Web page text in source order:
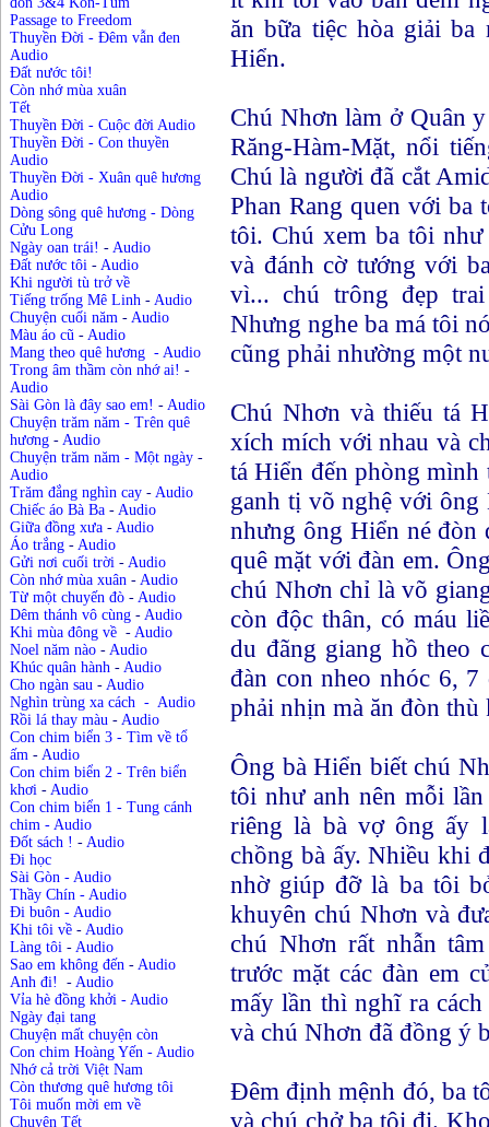
Passage to Freedom
Thuyền Đời - Đêm vẫn đen
Audio
Đất nước tôi!
Còn nhớ mùa xuân
Tết
Thuyền Đời - Cuộc đời Audio
Thuyền Đời - Con thuyền
Audio
Thuyền Đời - Xuân quê hương
Audio
Dòng sông quê hương - Dòng
Cửu Long
Ngày oan trái! - Audio
Đất nước tôi - Audio
Khi người tù trở về
Tiếng trống Mê Linh - Audio
Chuyện cuối năm - Audio
Màu áo cũ - Audio
Mang theo quê hương - Audio
Trong âm thầm còn nhớ ai! -
Audio
Sài Gòn là đây sao em! - Audio
Chuyện trăm năm - Trên quê
hương - Audio
Chuyện trăm năm - Một ngày -
Audio
Trăm đắng nghìn cay - Audio
Chiếc áo Bà Ba - Audio
Giữa đồng xưa - Audio
Áo trắng - Audio
Gửi nơi cuối trời - Audio
Còn nhớ mùa xuân - Audio
Từ một chuyến đò - Audio
Dêm thánh vô cùng - Audio
Khi mùa đông về - Audio
Noel năm nào - Audio
Khúc quân hành - Audio
Cho ngàn sau - Audio
Nghìn trùng xa cách - Audio
Rồi lá thay màu - Audio
Con chim biển 3 - Tìm về tổ
ấm - Audio
Con chim biển 2 - Trên biển
khơi - Audio
Con chim biển 1 - Tung cánh
chim - Audio
Đốt sách ! - Audio
Đi học
Sài Gòn - Audio
Thầy Chín - Audio
Đi buôn - Audio
Khi tôi về - Audio
Làng tôi - Audio
Sao em không đến - Audio
Anh đi!
- Audio
Vỉa hè đồng khởi - Audio
Ngày đại tang
Chuyện mất chuyện còn
Con chim Hoàng Yến - Audio
Nhớ cả trời Việt Nam
Còn thương quê hương tôi
Tôi muốn mời em về
Chuyện Tết
ăn bữa tiệc hòa giải
Hiển.
Chú Nhơn làm ở Quân
Răng-Hàm-Mặt, nổi
Chú là người đã cắt
Phan Rang quen với ba
tôi. Chú xem ba tôi
và đánh cờ tướng với
vì... chú trông đẹp
Nhưng nghe ba má tôi
cũng phải nhường một
Chú Nhơn và thiếu tá
xích mích với nhau và
tá Hiển đến phòng
ganh tị võ nghệ với ông
nhưng ông Hiển né đòn
quê mặt với đàn em.
chú Nhơn chỉ là võ
còn độc thân, có máu
du đãng giang hồ theo
đàn con nheo nhóc 6,
phải nhịn mà ăn đòn thù
Ông bà Hiển biết chú
tôi như anh nên mỗi
riêng là bà vợ ông ấy
chồng bà ấy. Nhiều khi
nhờ giúp đỡ là ba tôi
khuyên chú Nhơn và
chú Nhơn rất nhẫn
trước mặt các đàn em
mấy lần thì nghĩ ra
và chú Nhơn đã đồng ý
Đêm định mệnh đó, ba
và chú chở ba tôi đi.